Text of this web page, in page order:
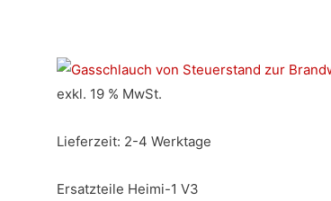
exkl. 19 % MwSt.
Lieferzeit: 2-4 Werktage
Ersatzteile Heimi-1 V3